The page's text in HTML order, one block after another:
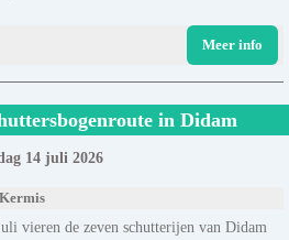
Meer info
in Didam
14 juli 2026
vieren de zeven schutterijen van Didam